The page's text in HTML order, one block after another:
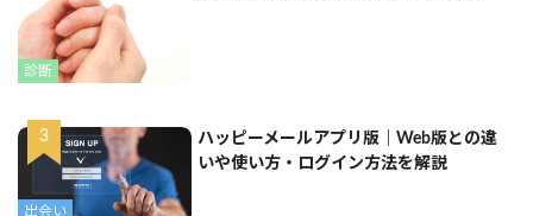
診断
出会い
ハッピーメールアプリ版｜Web版との違
いや使い方・ログイン方法を解説